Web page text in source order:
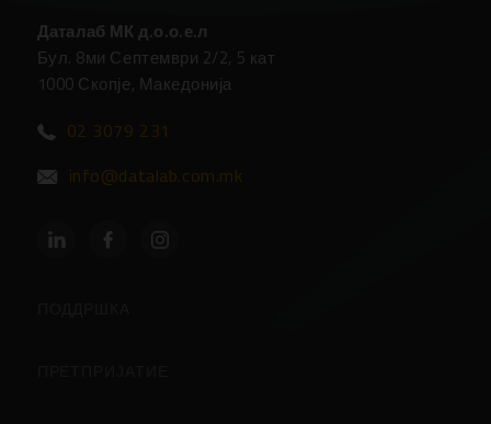
Даталаб МК д.о.о.е.л
Бул. 8ми Септември 2/2, 5 кат
1000 Скопје, Македонија
02 3079 231
info@datalab.com.mk